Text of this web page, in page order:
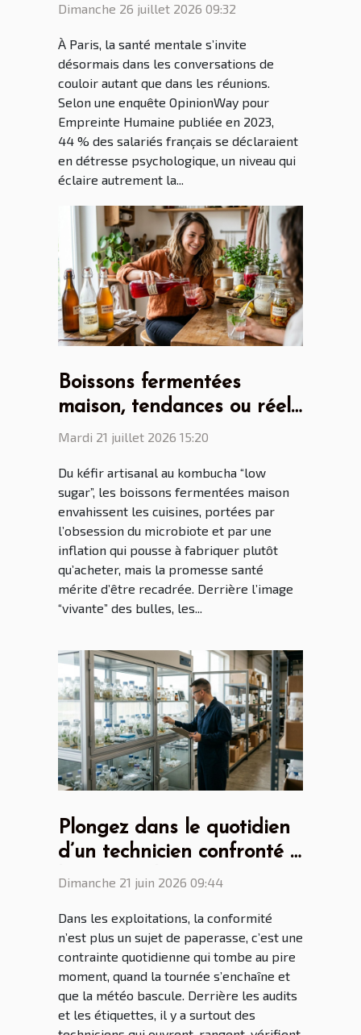
Dimanche 26 juillet 2026 09:32
À Paris, la santé mentale s’invite
désormais dans les conversations de
couloir autant que dans les réunions.
Selon une enquête OpinionWay pour
Empreinte Humaine publiée en 2023,
44 % des salariés français se déclaraient
en détresse psychologique, un niveau qui
éclaire autrement la...
Boissons fermentées
maison, tendances ou réel
bénéfice santé ?
Mardi 21 juillet 2026 15:20
Du kéfir artisanal au kombucha “low
sugar”, les boissons fermentées maison
envahissent les cuisines, portées par
l’obsession du microbiote et par une
inflation qui pousse à fabriquer plutôt
qu’acheter, mais la promesse santé
mérite d’être recadrée. Derrière l’image
“vivante” des bulles, les...
Plongez dans le quotidien
d’un technicien confronté à
l’armoire phytosanitaire
Dimanche 21 juin 2026 09:44
Dans les exploitations, la conformité
n’est plus un sujet de paperasse, c’est une
contrainte quotidienne qui tombe au pire
moment, quand la tournée s’enchaîne et
que la météo bascule. Derrière les audits
et les étiquettes, il y a surtout des